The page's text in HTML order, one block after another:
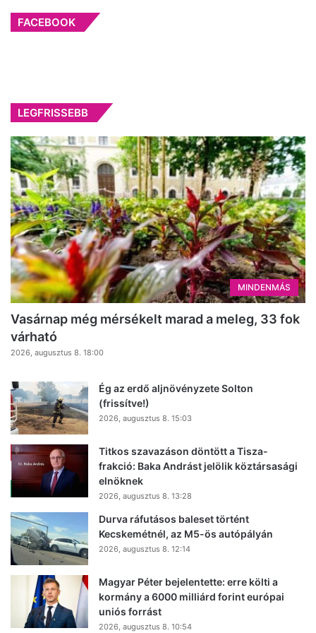
FACEBOOK
LEGFRISSEBB
MINDENMÁS
Vasárnap még mérsékelt marad a meleg, 33 fok
várható
2026, augusztus 8. 18:00
Ég az erdő aljnövényzete Solton
(frissítve!)
2026, augusztus 8. 15:03
Titkos szavazáson döntött a Tisza-
frakció: Baka Andrást jelölik köztársasági
elnöknek
2026, augusztus 8. 13:28
Durva ráfutásos baleset történt
Kecskemétnél, az M5-ös autópályán
2026, augusztus 8. 12:14
Magyar Péter bejelentette: erre költi a
kormány a 6000 milliárd forint európai
uniós forrást
2026, augusztus 8. 10:54